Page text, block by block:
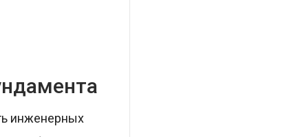
инженерных